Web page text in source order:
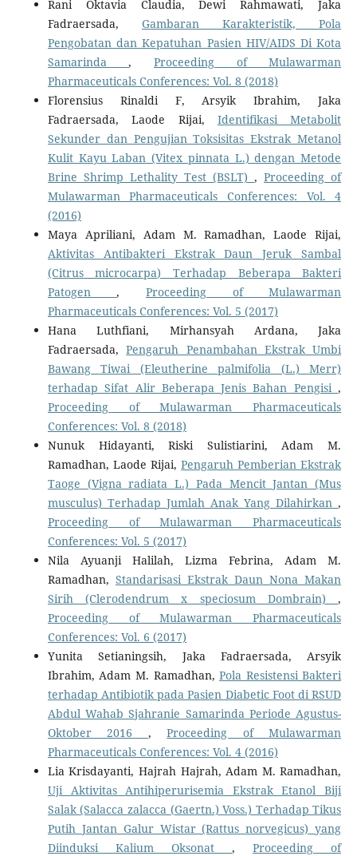
Rani Oktavia Claudia, Dewi Rahmawati, Jaka
Fadraersada, Gambaran Karakteristik, Pola
Pengobatan dan Kepatuhan Pasien HIV/AIDS Di Kota
Samarinda, Proceeding of Mulawarman
Pharmaceuticals Conferences: Vol. 8 (2018)
Florensius Rinaldi F, Arsyik Ibrahim, Jaka
Fadraersada, Laode Rijai, Identifikasi Metabolit
Sekunder dan Pengujian Toksisitas Ekstrak Metanol
Kulit Kayu Laban (Vitex pinnata L.) dengan Metode
Brine Shrimp Lethality Test (BSLT),Proceeding of
Mulawarman Pharmaceuticals Conferences: Vol. 4
(2016)
Maya Apriliani, Adam M. Ramadhan, Laode Rijai,
Aktivitas Antibakteri Ekstrak Daun Jeruk Sambal
(Citrus microcarpa) Terhadap Beberapa Bakteri
Patogen, Proceeding of Mulawarman
Pharmaceuticals Conferences: Vol. 5 (2017)
Hana Luthfiani, Mirhansyah Ardana, Jaka
Fadraersada,Pengaruh Penambahan Ekstrak Umbi
Bawang Tiwai (Eleutherine palmifolia (L.) Merr)
terhadap Sifat Alir Beberapa Jenis Bahan Pengisi,
Proceeding of Mulawarman Pharmaceuticals
Conferences: Vol. 8 (2018)
Nunuk Hidayanti, Riski Sulistiarini, Adam M.
Ramadhan, Laode Rijai,Pengaruh Pemberian Ekstrak
Taoge (Vigna radiata L.) Pada Mencit Jantan (Mus
musculus) Terhadap Jumlah Anak Yang Dilahirkan,
Proceeding of Mulawarman Pharmaceuticals
Conferences: Vol. 5 (2017)
Nila Ayuanji Halilah, Lizma Febrina, Adam M.
Ramadhan, Standarisasi Ekstrak Daun Nona Makan
Sirih (Clerodendrum x speciosum Dombrain),
Proceeding of Mulawarman Pharmaceuticals
Conferences: Vol. 6 (2017)
Yunita Setianingsih, Jaka Fadraersada, Arsyik
Ibrahim, Adam M. Ramadhan,Pola Resistensi Bakteri
terhadap Antibiotik pada Pasien Diabetic Foot di RSUD
Abdul Wahab Sjahranie Samarinda Periode Agustus-
Oktober 2016 ,Proceeding of Mulawarman
Pharmaceuticals Conferences: Vol. 4 (2016)
Lia Krisdayanti, Hajrah Hajrah, Adam M. Ramadhan,
Uji Aktivitas Antihiperurisemia Ekstrak Etanol Biji
Salak (Salacca zalacca (Gaertn.) Voss.) Terhadap Tikus
Putih Jantan Galur Wistar (Rattus norvegicus) yang
Diinduksi Kalium Oksonat,Proceeding of